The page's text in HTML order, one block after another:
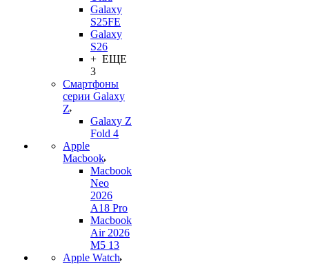
Galaxy
S25FE
Galaxy
S26
+ ЕЩЕ
3
Смартфоны
серии Galaxy
Z
Galaxy Z
Fold 4
Apple
Macbook
Macbook
Neo
2026
A18 Pro
Macbook
Air 2026
M5 13
Apple Watch